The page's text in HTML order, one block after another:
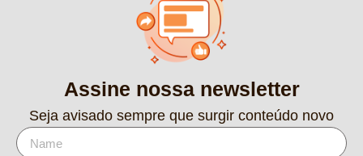
Assine nossa newsletter
Seja avisado sempre que surgir conteúdo novo